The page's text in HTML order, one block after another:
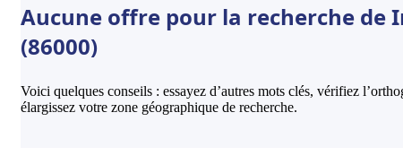
Aucune offre pour la recherche
(86000)
Voici quelques conseils : essayez d’autres mots clés, vérifiez
élargissez votre zone géographique de recherche.